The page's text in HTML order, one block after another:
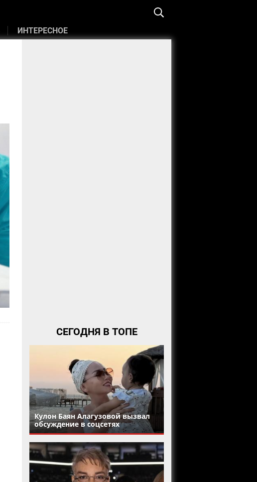
ИНТЕРЕСНОЕ
СЕГОДНЯ В ТОПЕ
Кулон Баян Алагузовой вызвал
обсуждение в соцсетях